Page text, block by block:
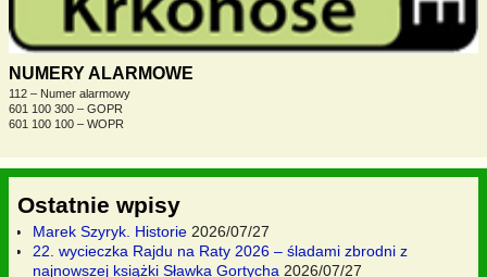
NUMERY ALARMOWE
112 – Numer alarmowy
601 100 300 – GOPR
601 100 100 – WOPR
Ostatnie wpisy
Marek Szyryk. Historie 2026/07/27
22. wycieczka Rajdu na Raty 2026 – śladami zbrodni z
najnowszej książki Sławka Gortycha 2026/07/27